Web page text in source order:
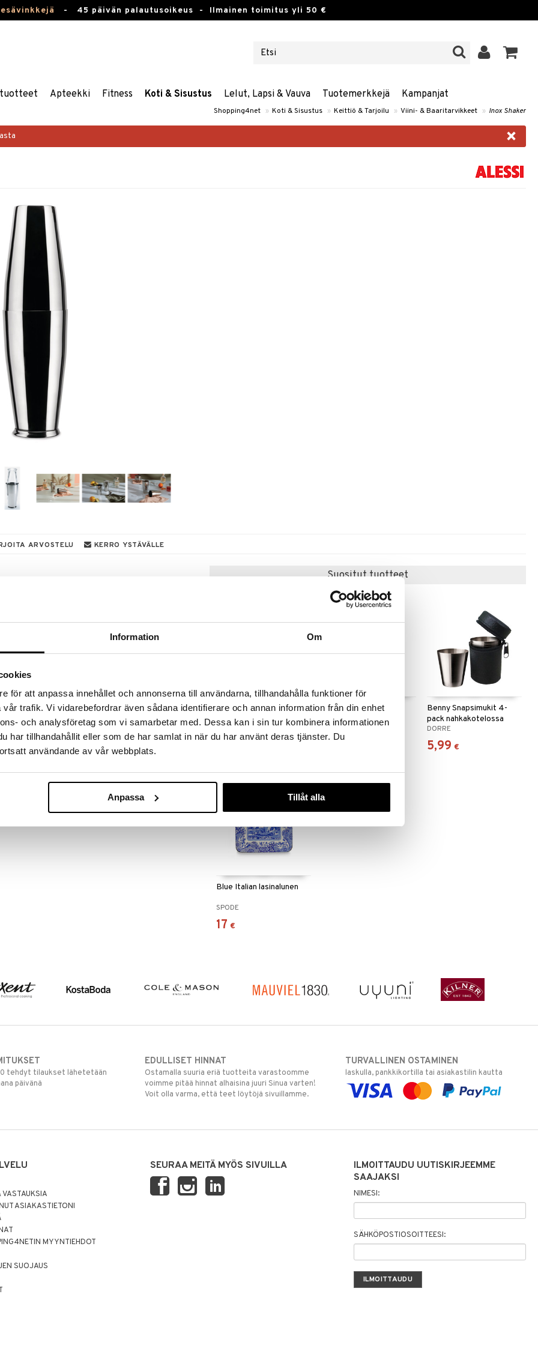
Information Om
för att anpassa innehållet och annonserna till användarna, tillhandahålla funktioner för
trafik. Vi vidarebefordrar även sådana identifierare och annan information från din enhet
och analysföretag som vi samarbetar med. Dessa kan i sin tur kombinera informationen
har tillhandahållit eller som de har samlat in när du har använt deras tjänster. Du
användande av vår webbplats.
Anpassa Tillåt alla
- 45 päivän palautusoikeus - Ilmainen toimitus yli 50 €
Apteekki Fitness Koti & Sisustus Lelut, Lapsi & Vauva Tuotemerkkejä Kampanjat
Shopping4net » Koti & Sisustus » Keittiö & Tarjoilu » Viini- & Baaritarvikkeet » Inox Shaker
×
ARVOSTELU KERRO YSTÄVÄLLE
hyvien juomien sekoittamiseen. Inox Shakerin
ja hieno muotoilu. Muotoilu Ettore Sottsass.
9 cm
Suositut tuotteet
Airtender Tyhjiösulkija +
3 kpl korkkeja
AIRTENDER
Barry Jääpalasanko
kannella, termo
DORRE
Benny Snapsimukit 4-
pack nahkakotelossa
DORRE
5,99 €
Blue Italian lasinalunen
SPODE
17 €
tehdyt tilaukset lähetetään
päivänä
EDULLISET HINNAT
Ostamalla suuria eriä tuotteita varastoomme
voimme pitää hinnat alhaisina juuri Sinua varten!
Voit olla varma, että teet löytöjä sivuillamme.
TURVALLINEN OSTAMINEN
laskulla, pankkikortilla tai asiakastilin kautta
ASIAKASTIETONI
MYYNTIEHDOT
SUOJAUS
SEURAA MEITÄ MYÖS SIVUILLA
ILMOITTAUDU UUTISKIRJEEMME
SAAJAKSI
NIMESI:
SÄHKÖPOSTIOSOITTEESI: